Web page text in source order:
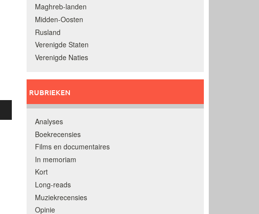
Maghreb-landen
Midden-Oosten
Rusland
Verenigde Staten
Verenigde Naties
RUBRIEKEN
Analyses
Boekrecensies
Films en documentaires
In memoriam
Kort
Long-reads
Muziekrecensies
Opinie